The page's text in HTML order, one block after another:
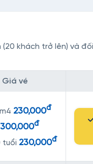
khách trở lên) và
Giá vé
230,000đ
300,000đ
tuổi 230,000đ